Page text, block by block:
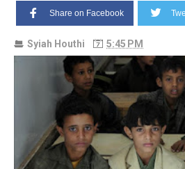
Share on Facebook
Syiah Houthi 5:45 PM